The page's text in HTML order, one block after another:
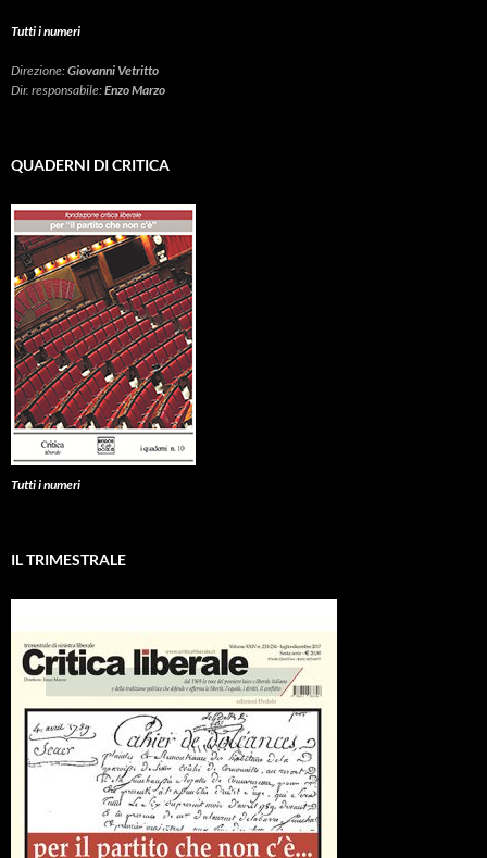
Tutti i numeri
Direzione:Giovanni Vetritto
Dir. responsabile:Enzo Marzo
QUADERNI DI CRITICA
Tutti i numeri
IL TRIMESTRALE